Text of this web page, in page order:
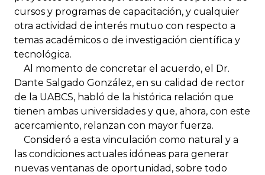
cursos y programas de capacitación, y cualquier
otra actividad de interés mutuo con respecto a
temas académicos o de investigación científica y
tecnológica.
Al momento de concretar el acuerdo, el Dr.
Dante Salgado González, en su calidad de rector
de la UABCS, habló de la histórica relación que
tienen ambas universidades y que, ahora, con este
acercamiento, relanzan con mayor fuerza.
Consideró a esta vinculación como natural y a
las condiciones actuales idóneas para generar
nuevas ventanas de oportunidad, sobre todo